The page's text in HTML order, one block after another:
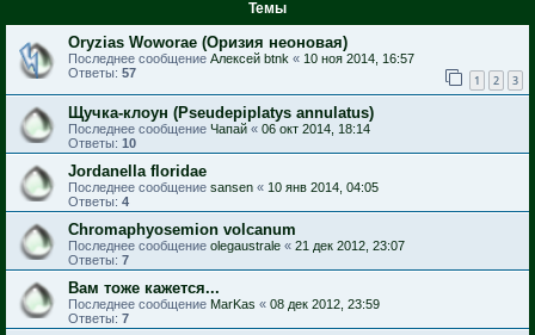
Темы
Oryzias Woworae (Оризия неоновая)
Последнее сообщение Алексей btnk « 10 ноя 2014, 16:57
Ответы: 57 1 2 3
Щучка-клоун (Pseudepiplatys annulatus)
Последнее сообщение Чапай « 06 окт 2014, 18:14
Ответы: 10
Jordanella floridae
Последнее сообщение sansen « 10 янв 2014, 04:05
Ответы: 4
Chromaphyosemion volcanum
Последнее сообщение olegaustrale « 21 дек 2012, 23:07
Ответы: 7
Вам тоже кажется...
Последнее сообщение MarKas « 08 дек 2012, 23:59
Ответы: 7